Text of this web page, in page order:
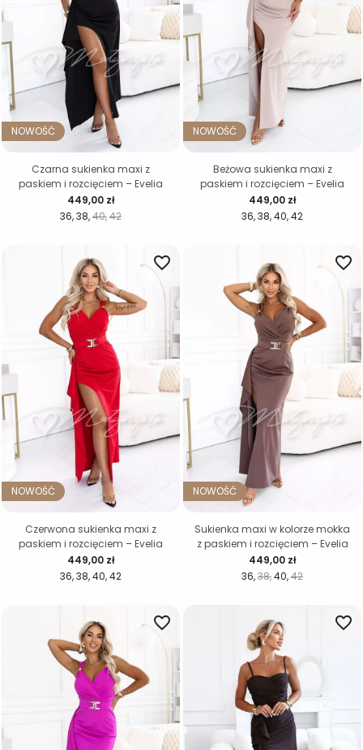
NOWOŚĆ
36 38 40 42
Cena
449,00 zł
Czarna sukienka maxi z
paskiem i rozcięciem – Evelia
NOWOŚĆ
36 38 40 42
Cena
449,00 zł
Beżowa sukienka maxi z
paskiem i rozcięciem – Evelia
NOWOŚĆ
36 38 40 42
favorite_border
Cena
449,00 zł
Czerwona sukienka maxi z
paskiem i rozcięciem – Evelia
NOWOŚĆ
36 38 40 42
favorite_border
Cena
449,00 zł
Sukienka maxi w kolorze mokka
z paskiem i rozcięciem – Evelia
favorite_border favorite_border